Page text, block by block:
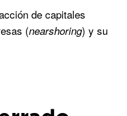
de capitales
(nearshoring) y su